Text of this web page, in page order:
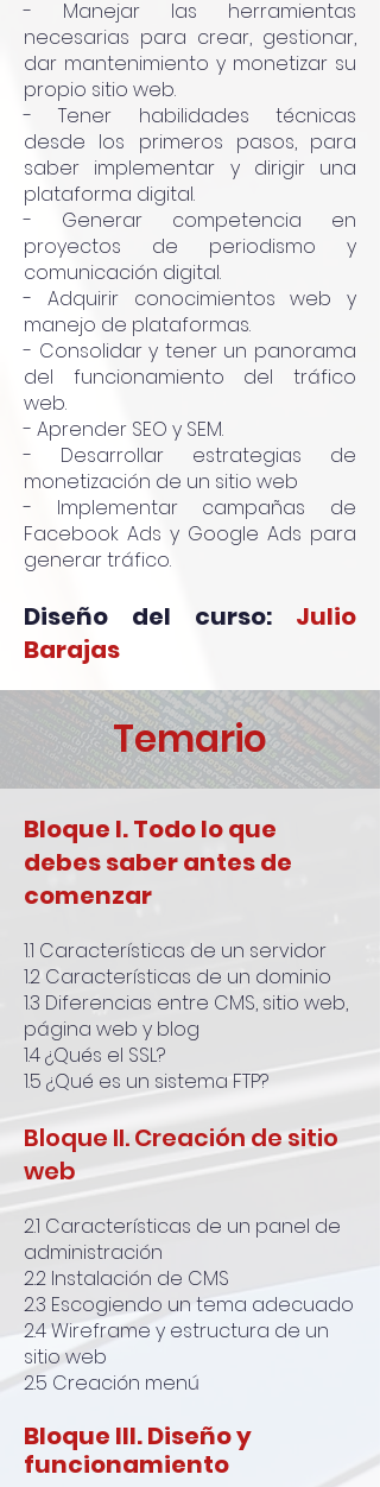
- Manejar las herramientas
necesarias para crear, gestionar,
dar mantenimiento y monetizar su
propio sitio web.
- Tener habilidades técnicas
desde los primeros pasos, para
saber implementar y dirigir una
plataforma digital.
- Generar competencia en
proyectos de periodismo y
comunicación digital.
- Adquirir conocimientos web y
manejo de plataformas.
- Consolidar y tener un panorama
del funcionamiento del tráfico
web.
- Aprender SEO y SEM.
- Desarrollar estrategias de
monetización de un sitio web
- Implementar campañas de
Facebook Ads y Google Ads para
generar tráfico.
Diseño del curso: Julio
Barajas
Temario
Bloque I. Todo lo que
debes saber antes de
comenzar
1.1 Características de un servidor
1.2 Características de un dominio
1.3 Diferencias entre CMS, sitio web,
página web y blog
1.4 ¿Qués el SSL?
1.5 ¿Qué es un sistema FTP?
Bloque II. Creación de sitio
web
2.1 Características de un panel de
administración
2.2 Instalación de CMS
2.3 Escogiendo un tema adecuado
2.4 Wireframe y estructura de un
sitio web
2.5 Creación menú
Bloque III. Diseño y
funcionamiento